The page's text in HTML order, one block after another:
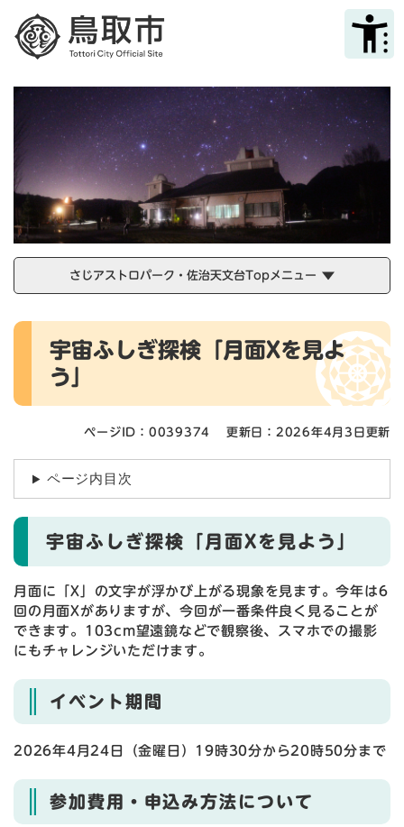
メニューを飛ばして本文へ
さじアストロパーク・佐治天文台Topメニュー
本
宇宙ふしぎ探検「月面Xを見よ
う」
ページID：0039374 更新日：2026年4月3日更新
ページ内目次
宇宙ふしぎ探検「月面Xを見よう」
月面に「X」の文字が浮かび上がる現象を見ます。今年は6
回の月面Xがありますが、今回が一番条件良く見ることが
できます。103cm望遠鏡などで観察後、スマホでの撮影
にもチャレンジいただけます。
イベント期間
2026年4月24日（金曜日）19時30分から20時50分まで
参加費用・申込み方法について